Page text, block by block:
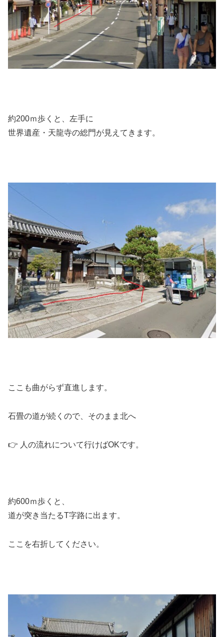
約200ｍ歩くと、左手に
世界遺産・天龍寺の総門が見えてきます。
ここも曲がらず直進します。
石畳の道が続くので、そのまま北へ
👉 人の流れについて行けばOKです。
約600ｍ歩くと、
道が突き当たるT字路に出ます。
ここを右折してください。